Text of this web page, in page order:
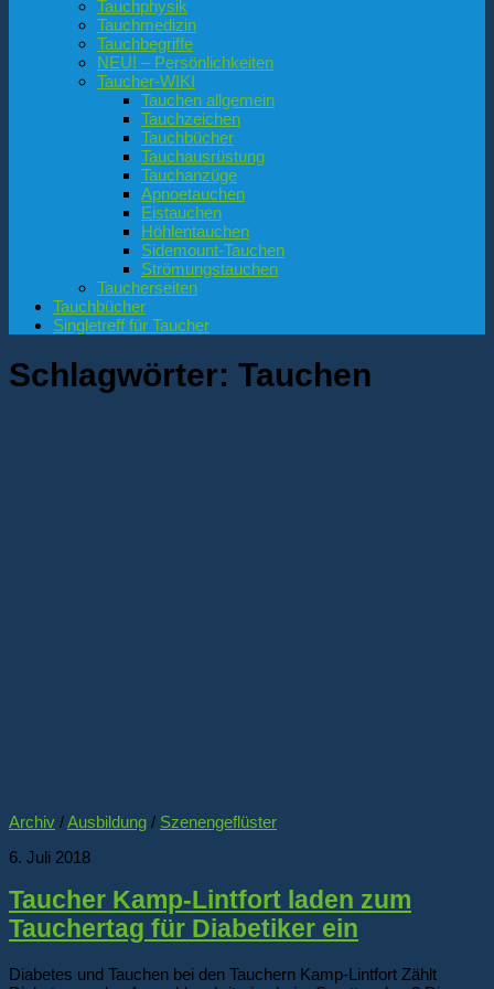
Tauchphysik
Tauchmedizin
Tauchbegriffe
NEU! – Persönlichkeiten
Taucher-WIKI
Tauchen allgemein
Tauchzeichen
Tauchbücher
Tauchausrüstung
Tauchanzüge
Apnoetauchen
Eistauchen
Höhlentauchen
Sidemount-Tauchen
Strömungstauchen
Taucherseiten
Tauchbücher
Singletreff für Taucher
Schlagwörter: Tauchen
Archiv /Ausbildung / Szenengeflüster
6. Juli 2018
Taucher Kamp-Lintfort laden zum
Tauchertag für Diabetiker ein
Diabetes und Tauchen bei den Tauchern Kamp-Lintfort Zählt